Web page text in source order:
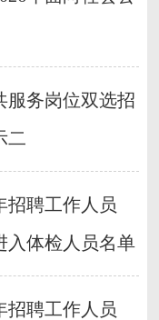
服务岗位双选招
二
招聘工作人员
入体检人员名单
招聘工作人员